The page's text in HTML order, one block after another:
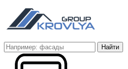
Найти